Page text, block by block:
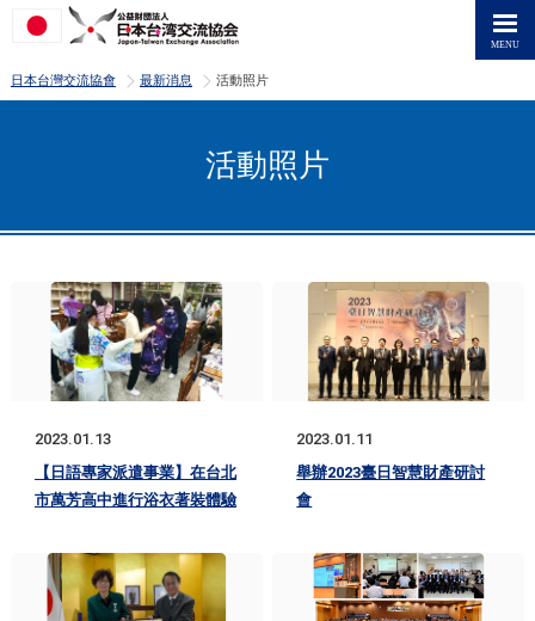
日本台灣交流協會 >
最新消息 >
活動照片
活動照片
2023.01.13
【日語專家派遣事業】在台北
市萬芳高中進行浴衣著裝體驗
2023.01.11
舉辦2023臺日智慧財產研討
會